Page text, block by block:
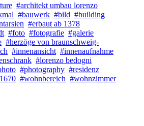
#architekt umbau lorenzo
#bauwerk #bild #building
#erbaut ab 1378
#foto #fotografie #galerie
#herzöge von braunschweig-
#innenansicht #innenaufnahme
#lorenzo bedogni
#photography #residenz
#wohnbereich #wohnzimmer